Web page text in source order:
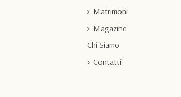
Matrimoni
Magazine
Chi Siamo
Contatti